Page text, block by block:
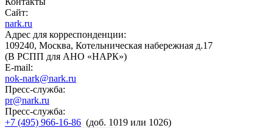
Сайт:
nark.ru
Адрес для корреспонденции:
109240, Москва, Котельническая набережная д.17
(В РСПП для АНО «НАРК»)
E-mail:
nok-nark@nark.ru
Пресс-служба:
pr@nark.ru
Пресс-служба:
+7 (495) 966-16-86 (доб. 1019 или 1026)